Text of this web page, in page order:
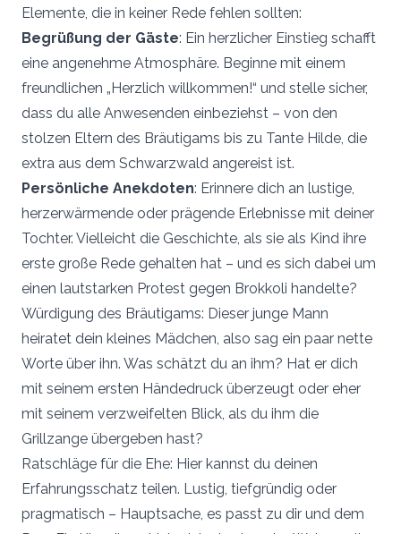
Elemente, die in keiner Rede fehlen sollten:
Begrüßung der Gäste: Ein herzlicher Einstieg schafft
eine angenehme Atmosphäre. Beginne mit einem
freundlichen „Herzlich willkommen!“ und stelle sicher,
dass du alle Anwesenden einbeziehst – von den
stolzen Eltern des Bräutigams bis zu Tante Hilde, die
extra aus dem Schwarzwald angereist ist.
Persönliche Anekdoten: Erinnere dich an lustige,
herzerwärmende oder prägende Erlebnisse mit deiner
Tochter. Vielleicht die Geschichte, als sie als Kind ihre
erste große Rede gehalten hat – und es sich dabei um
einen lautstarken Protest gegen Brokkoli handelte?
Würdigung des Bräutigams: Dieser junge Mann
heiratet dein kleines Mädchen, also sag ein paar nette
Worte über ihn. Was schätzt du an ihm? Hat er dich
mit seinem ersten Händedruck überzeugt oder eher
mit seinem verzweifelten Blick, als du ihm die
Grillzange übergeben hast?
Ratschläge für die Ehe: Hier kannst du deinen
Erfahrungsschatz teilen. Lustig, tiefgründig oder
pragmatisch – Hauptsache, es passt zu dir und dem